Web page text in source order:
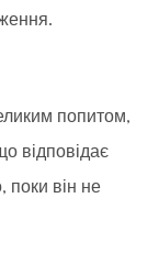
попитом,
відповідає
поки він не